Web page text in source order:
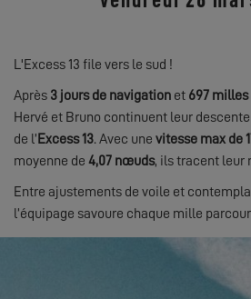
L'Excess 13 file vers le sud !
Après 3 jours de navigation et 697
Hervé et Bruno continuent leur
de l’ Excess 13. Avec une vitesse max de
moyenne de 4,07 nœuds, ils tracent leur
Entre ajustements de voile et
l’équipage savoure chaque mille
Suivez ce journal de bord pour découvrir
l’Atlantique leur réserve encore !